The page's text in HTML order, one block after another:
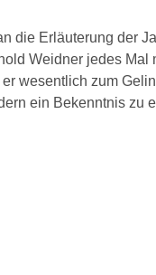
die Erläuterung der
Weidner jedes Mal
wesentlich zum
ein Bekenntnis zu